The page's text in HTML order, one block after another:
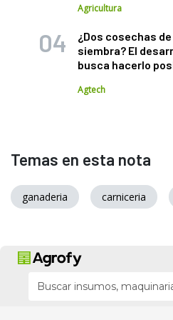
Agricultura
¿Dos cosechas
siembra? El
busca hacerlo
Agtech
Temas en esta nota
ganaderia carniceria